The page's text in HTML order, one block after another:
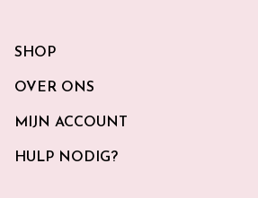
SHOP
OVER ONS
MIJN ACCOUNT
HULP NODIG?